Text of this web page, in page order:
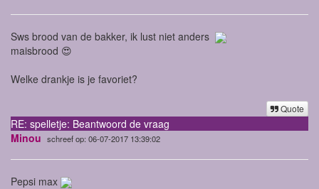
Sws brood van de bakker, ik lust niet anders
maisbrood 😍
Welke drankje is je favoriet?
Quote
RE: spelletje: Beantwoord de vraag
Minou schreef op: 06-07-2017 13:39:02
Pepsi max